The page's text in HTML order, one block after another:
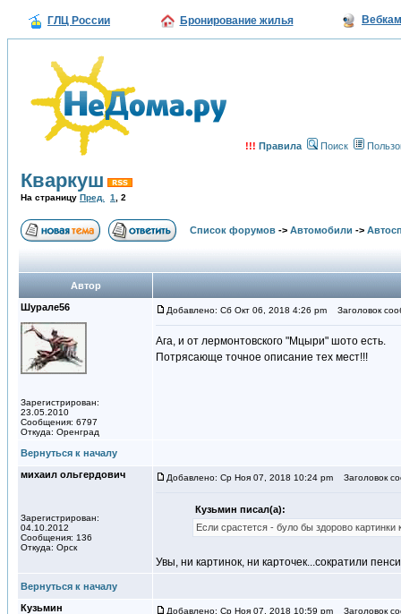
ГЛЦ России Бронирование жилья
!!! Правила Поиск
Кваркуш
На страницу Пред. 1 2
Список форумов -> Автомобили ->
Автор
Шурале56
Зарегистрирован:
23.05.2010
Сообщения: 6797
Откуда: Оренград
Добавлено: Сб Окт 06, 2018 4:26 pm Заголовок
Ага, и от лермонтовского "Мцыри" шото есть.
Потрясающе точное описание тех мест!!!
Вернуться к началу
михаил ольгердович
Зарегистрирован:
04.10.2012
Сообщения: 136
Откуда: Орск
Добавлено: Ср Ноя 07, 2018 10:24 pm Заголовок
Кузьмин писал(а):
Если срастется - було бы здорово
Увы, ни картинок, ни карточек...сократили
Вернуться к началу
Кузьмин
Добавлено: Ср Ноя 07, 2018 10:59 pm Заголовок